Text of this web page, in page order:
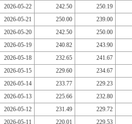
2026-05-22
242.50
250.19
2026-05-21
250.00
239.00
2026-05-20
242.50
250.00
2026-05-19
240.82
243.90
2026-05-18
232.65
241.67
2026-05-15
229.60
234.67
2026-05-14
233.77
229.23
2026-05-13
225.66
232.80
2026-05-12
231.49
229.72
2026-05-11
220.01
229.53